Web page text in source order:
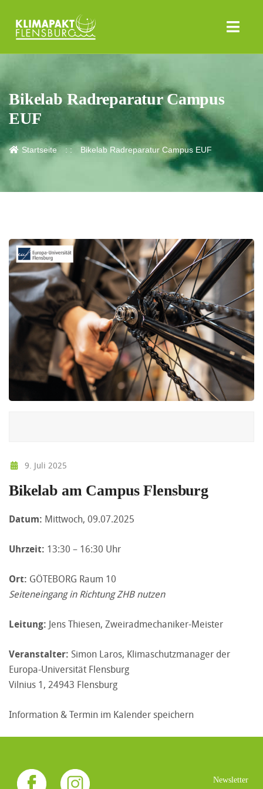
Bikelab Radreparatur Campus
EUF
Startseite Bikelab Radreparatur Campus EUF
9. Juli 2025
Bikelab am Campus Flensburg
Datum: Mittwoch, 09.07.2025
Uhrzeit: 13:30 – 16:30 Uhr
Ort: GÖTEBORG Raum 10
Seiteneingang in Richtung ZHB nutzen
Leitung: Jens Thiesen, Zweiradmechaniker-Meister
Veranstalter: Simon Laros, Klimaschutzmanager der
Europa-Universität Flensburg
Vilnius 1, 24943 Flensburg
Information & Termin im Kalender speichern
Newsletter